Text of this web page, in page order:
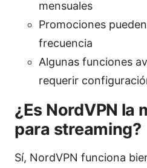
mensuales
Promociones
frecuencia
Algunas funciones
requerir
¿Es NordVPN la
para streaming?
Sí, NordVPN funciona